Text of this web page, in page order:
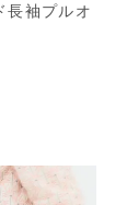
長袖プルオ